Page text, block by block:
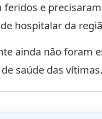
feridos e
hospitalar da
ainda não foram
saúde das vítimas.